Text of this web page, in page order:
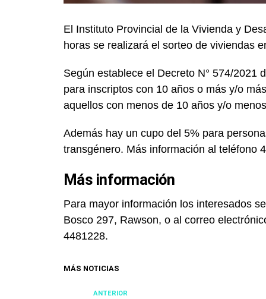
El Instituto Provincial de la Vivienda y
horas se realizará el sorteo de viviendas
Según establece el Decreto N° 574/2021
para inscriptos con 10 años o más y/o
aquellos con menos de 10 años y/o
Además hay un cupo del 5% para
transgénero. Más información al teléfono
Más información
Para mayor información los interesados
Bosco 297, Rawson, o al correo
4481228.
MÁS NOTICIAS
ANTERIOR